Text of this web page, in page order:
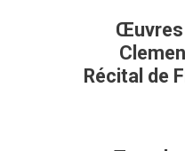
Œuvres
Récital de